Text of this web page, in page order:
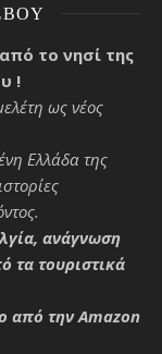
το νησί της
!
ως νέος
Ελλάδα της
ανάγνωση
τα τουριστικά
από την Amazon